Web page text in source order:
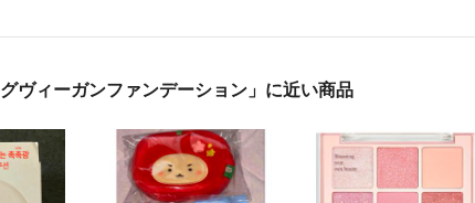
ヴィーガンファンデーション」に近い商品